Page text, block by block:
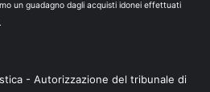
un guadagno dagli acquisti idonei effettuati
- Autorizzazione del tribunale di